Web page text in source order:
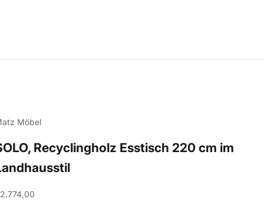
Möbel
Recyclingholz Esstisch 220 cm im